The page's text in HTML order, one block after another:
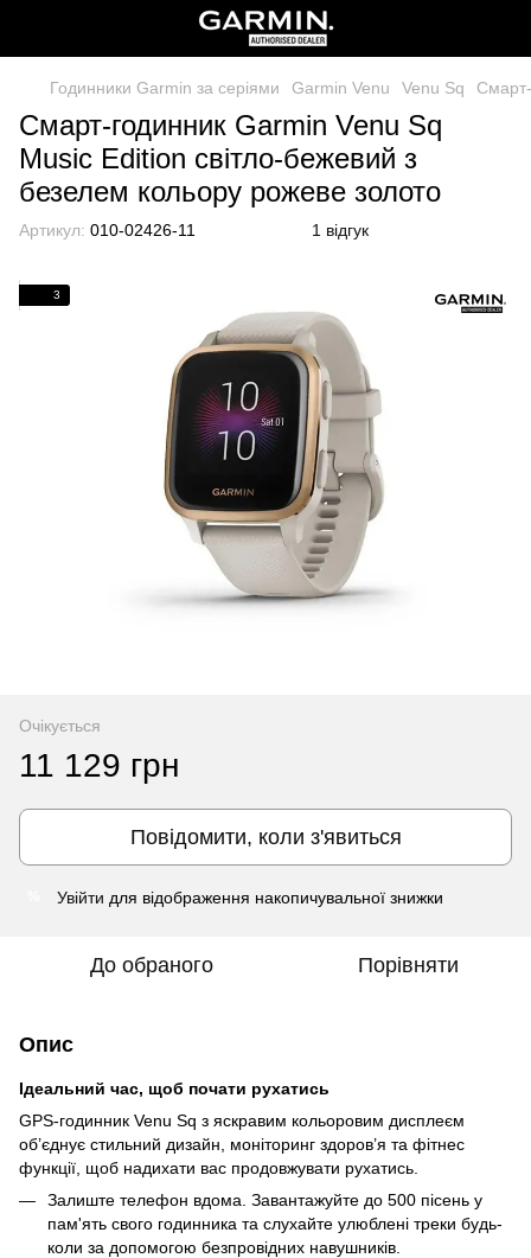
Годинники Garmin за серіями Garmin Venu Venu Sq
Смарт-годинник Garmin Venu Sq
Music Edition світло-бежевий з
безелем кольору рожеве золото
Артикул: 010-02426-11 1 відгук
3
Очікується
11 129 грн
Повідомити, коли з'явиться
Увійти для відображення накопичувальної знижки
До обраного Порівняти
Опис
Ідеальний час, щоб почати рухатись
GPS-годинник Venu Sq з яскравим кольоровим дисплеєм
об’єднує стильний дизайн, моніторинг здоров’я та фітнес
функції, щоб надихати вас продовжувати рухатись.
Залиште телефон вдома. Завантажуйте до 500 пісень у
пам'ять свого годинника та слухайте улюблені треки будь-
коли за допомогою безпровідних навушників.